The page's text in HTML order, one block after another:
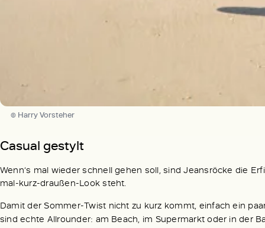
© Harry Vorsteher
Casual gestylt
Wenn‘s mal wieder schnell gehen soll, sind Jeansröcke die
mal-kurz-draußen-Look steht.
Damit der Sommer-Twist nicht zu kurz kommt, einfach ein
sind echte Allrounder: am Beach, im Supermarkt oder in der